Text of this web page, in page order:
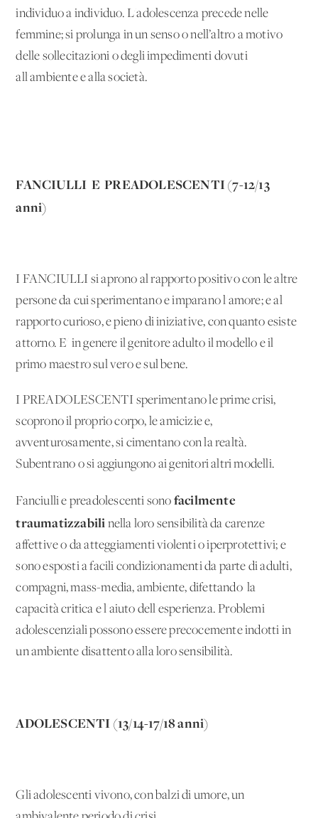
individuo a individuo. L'adolescenza precede nelle
femmine; si prolunga in un senso o nell’altro a motivo
delle sollecitazioni o degli impedimenti dovuti
all'ambiente e alla società.
FANCIULLI E PREADOLESCENTI (7-12/13
anni)
I FANCIULLI si aprono al rapportopositivo con le altre
persone da cui sperimentano e imparano l'amore; e al
rapporto curioso, e pieno di iniziative, con quanto esiste
attorno. E' in genere il genitore adulto il modello e il
primo maestro sul vero e sul bene.
I PREADOLESCENTI sperimentano le prime crisi,
scoprono il proprio corpo, le amicizie e,
avventurosamente, si cimentano con la realtà.
Subentrano o si aggiungono ai genitori altri modelli.
Fanciulli e preadolescenti sono facilmente
traumatizzabili nella loro sensibilità da carenze
affettive o da atteggiamenti violenti o iperprotettivi; e
sono esposti a facili condizionamenti da parte di adulti,
compagni, mass-media, ambiente, difettando la
capacità critica e l'aiuto dell'esperienza. Problemi
adolescenziali possono essere precocemente indotti in
un ambiente disattento alla loro sensibilità.
ADOLESCENTI (13/14-17/18 anni)
Gli adolescenti vivono, con balzi di umore, un